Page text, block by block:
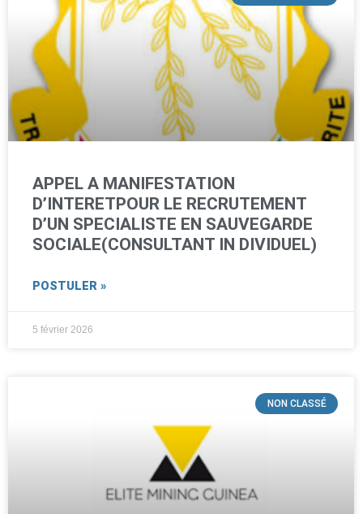
APPEL A MANIFESTATION
D’INTERETPOUR LE RECRUTEMENT
D’UN SPECIALISTE EN SAUVEGARDE
SOCIALE(CONSULTANT IN DIVIDUEL)
POSTULER »
5 février 2026
NON CLASSÉ